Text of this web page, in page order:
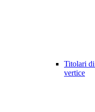
Titolari
vertice